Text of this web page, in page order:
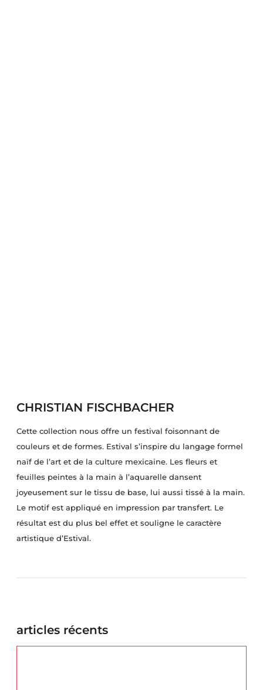
CHRISTIAN FISCHBACHER
Cette collection nous offre un festival foisonnant de
couleurs et de formes. Estival s’inspire du langage formel
naïf de l’art et de la culture mexicaine. Les fleurs et
feuilles peintes à la main à l’aquarelle dansent
joyeusement sur le tissu de base, lui aussi tissé à la main.
Le motif est appliqué en impression par transfert. Le
résultat est du plus bel effet et souligne le caractère
artistique d’Estival.
articles récents